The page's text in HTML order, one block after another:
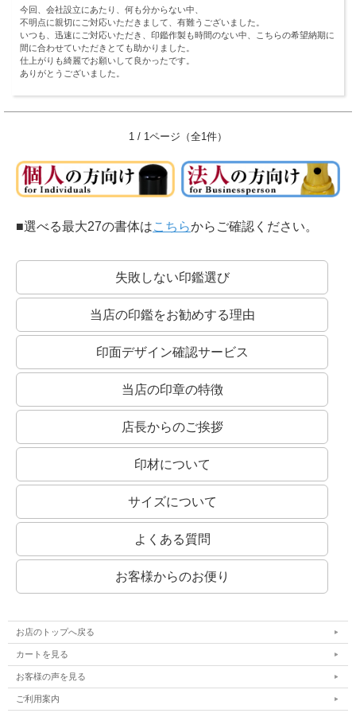
今回、会社設立にあたり、何も分からない中、
不明点に親切にご対応いただきまして、有難うございました。
いつも、迅速にご対応いただき、印鑑作製も時間のない中、こちらの希望納期に
間に合わせていただきとても助かりました。
仕上がりも綺麗でお願いして良かったです。
ありがとうございました。
1 / 1ページ（全1件）
■選べる最大27の書体はこちらからご確認ください。
失敗しない印鑑選び
当店の印鑑をお勧めする理由
印面デザイン確認サービス
当店の印章の特徴
店長からのご挨拶
印材について
サイズについて
よくある質問
お客様からのお便り
お店のトップへ戻る
カートを見る
お客様の声を見る
ご利用案内